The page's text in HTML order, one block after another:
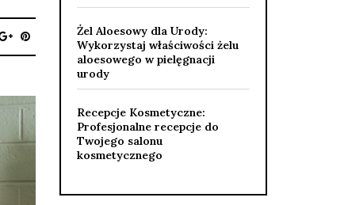
Żel Aloesowy dla Urody:
Wykorzystaj właściwości żelu
aloesowego w pielęgnacji
urody
Recepcje Kosmetyczne:
Profesjonalne recepcje do
Twojego salonu
kosmetycznego